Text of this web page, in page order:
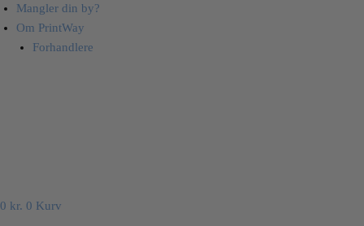
Mangler din by?
Om PrintWay
Forhandlere
0 kr. 0 Kurv